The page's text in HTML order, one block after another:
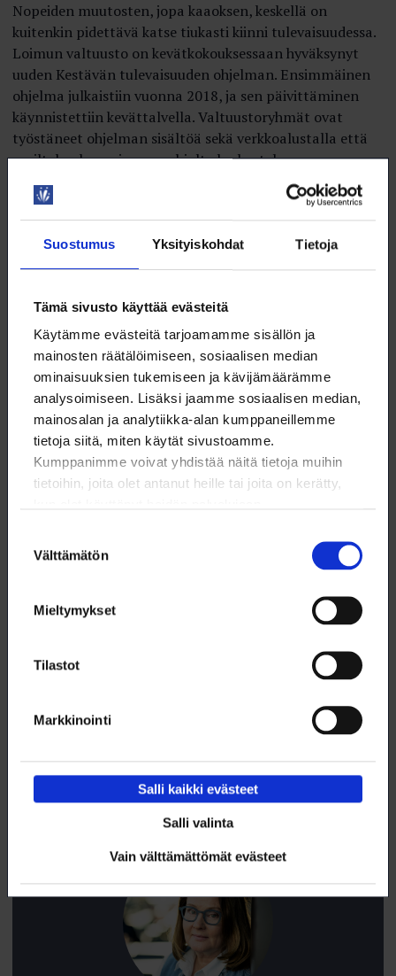
Suostumus Yksityiskohdat Tietoja
Tämä sivusto käyttää evästeitä
Käytämme evästeitä tarjoamamme sisällön ja
mainosten räätälöimiseen, sosiaalisen median
ominaisuuksien tukemiseen ja kävijämäärämme
analysoimiseen. Lisäksi jaamme sosiaalisen median,
mainosalan ja analytiikka-alan kumppaneillemme
tietoja siitä, miten käytät sivustoamme.
Kumppanimme voivat yhdistää näitä tietoja muihin
tietoihin, joita olet antanut heille tai joita on kerätty,
valinta
Välttämätön
Mieltymykset
Tilastot
Markkinointi
Salli kaikki evästeet
Salli valinta
Vain välttämättömät evästeet
Nopeiden muutosten, jopa kaaoksen, keskellä on
kuitenkin pidettävä katse tiukasti kiinni tulevaisuudessa.
Loimun valtuusto on kevätkokouksessaan hyväksynyt
uuden Kestävän tulevaisuuden ohjelman. Ensimmäinen
ohjelma julkaistiin vuonna 2018, ja sen päivittäminen
käynnistettiin kevättalvella. Valtuustoryhmät ovat
työstäneet ohjelman sisältöä sekä verkkoalustalla että
ns. iltakoulussa, ja sen pohjalta keskustelu
kokouksessakin oli aktiivista ja hedelmällistä. Ohjelmassa
otetaan kantaa lukuisiin loimulaisille ja koko Suomelle
tärkeisiin asiakokonaisuuksiin, kuten koulutukseen ja
tutkimukseen, työelämään ja -hyvinvointiin sekä
luonnonvarojen monipuoliseen ja kestävään
säilyttämiseen.
Muuttuvassa tilanteessa tavoitteet on pidettävä
kirkkaina, vaikka niiden toteuttamisen keinoihin tulisikin
uusia haasteita. Kun dominonappulat kaatuilevat
moneen suuntaan, on osattava katsoa isoja
kokonaisuuksia. Juuri näin on Loimussa nyt tehty.
Kestävän tulevaisuuden ohjelma julkaistaan Loimun
verkkosivuilla kesäkuun loppupuolella ja sen pohjalta
jatketaan yhteiskunnallisen vaikuttamisen prosesseja